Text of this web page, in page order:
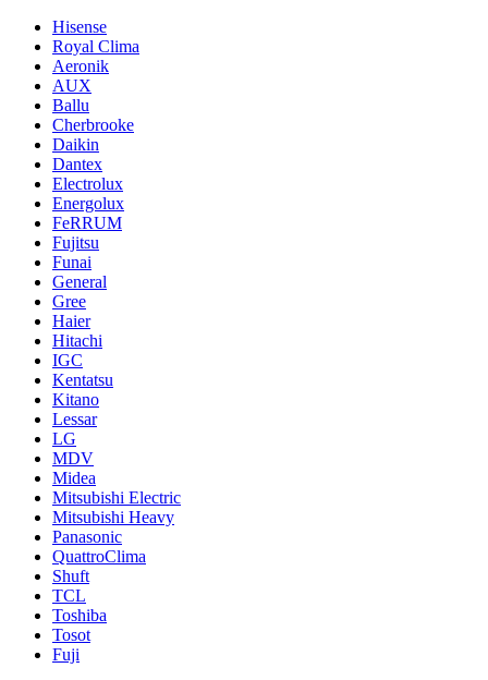
Hisense
Royal Clima
Aeronik
AUX
Ballu
Cherbrooke
Daikin
Dantex
Electrolux
Energolux
FeRRUM
Fujitsu
Funai
General
Gree
Haier
Hitachi
IGC
Kentatsu
Kitano
Lessar
LG
MDV
Midea
Mitsubishi Electric
Mitsubishi Heavy
Panasonic
QuattroClima
Shuft
TCL
Toshiba
Tosot
Fuji